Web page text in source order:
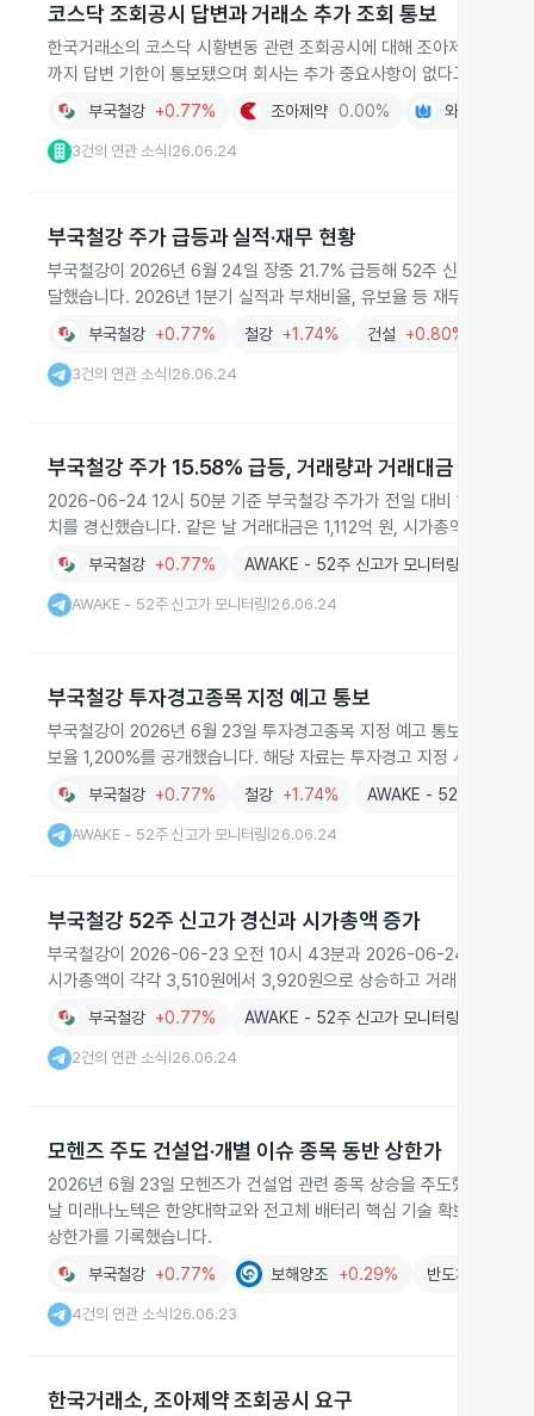
코스닥 조회공시 답변과 거래소 추가 조회 통보
한국거래소의 코스닥 시황변동 관련 조회공시에 대해 조아제약과
까지 답변 기한이 통보됐으며 회사는 추가 중요사항이 없다고 회신했
부국철강 +0.77% 조아제약 0.00% 와토스코리아
3건의 연관 소식 26.06.24
부국철강 주가 급등과 실적·재무 현황
부국철강이 2026년 6월 24일 장중 21.7% 급등해 52주 신고가를
달했습니다. 2026년 1분기 실적과 부채비율, 유보율 등 재무 지표도
부국철강 +0.77% 철강 +1.74% 건설 +0.80%
3건의 연관 소식 26.06.24
부국철강 주가 15.58% 급등, 거래량과 거래대금 급증
2026-06-24 12시 50분 기준 부국철강 주가가 전일 대비 15.58%
치를 경신했습니다. 같은 날 거래대금은 1,112억 원, 시가총액은 751
부국철강 +0.77% AWAKE - 52주 신고가 모니터링
AWAKE - 52주 신고가 모니터링 26.06.24
부국철강 투자경고종목 지정 예고 통보
부국철강이 2026년 6월 23일 투자경고종목 지정 예고 통보를 받았
보율 1,200%를 공개했습니다. 해당 자료는 투자경고 지정 사유와 함
부국철강 +0.77% 철강 +1.74% AWAKE - 52주 신고가
AWAKE - 52주 신고가 모니터링 26.06.24
부국철강 52주 신고가 경신과 시가총액 증가
부국철강이 2026-06-23 오전 10시 43분과 2026-06-24 오전 9시
시가총액이 각각 3,510원에서 3,920원으로 상승하고 거래대금과 시
부국철강 +0.77% AWAKE - 52주 신고가 모니터링
2건의 연관 소식 26.06.24
모헨즈 주도 건설업·개별 이슈 종목 동반 상한가
2026년 6월 23일 모헨즈가 건설업 관련 종목 상승을 주도했고 위지
날 미래나노텍은 한양대학교와 전고체 배터리 핵심 기술 확보 소식으
상한가를 기록했습니다.
부국철강 +0.77% 보해양조 +0.29% 반도체
4건의 연관 소식 26.06.23
한국거래소, 조아제약 조회공시 요구